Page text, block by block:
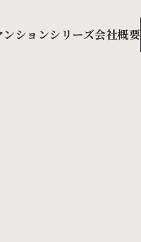
ンションシリーズ会社概要